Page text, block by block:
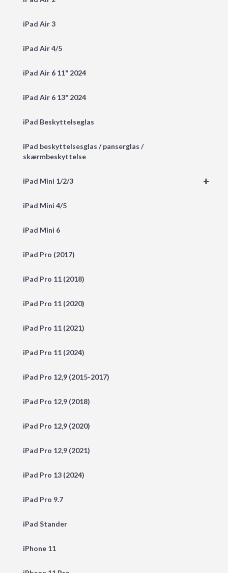
iPad Air 3
iPad Air 4/5
iPad Air 6 11" 2024
iPad Air 6 13" 2024
iPad Beskyttelseglas
iPad beskyttelsesglas / panserglas /
skærmbeskyttelse
+
iPad Mini 1/2/3
iPad Mini 4/5
iPad Mini 6
iPad Pro (2017)
iPad Pro 11 (2018)
iPad Pro 11 (2020)
iPad Pro 11 (2021)
iPad Pro 11 (2024)
iPad Pro 12,9 (2015-2017)
iPad Pro 12,9 (2018)
iPad Pro 12,9 (2020)
iPad Pro 12,9 (2021)
iPad Pro 13 (2024)
iPad Pro 9.7
iPad Stander
iPhone 11